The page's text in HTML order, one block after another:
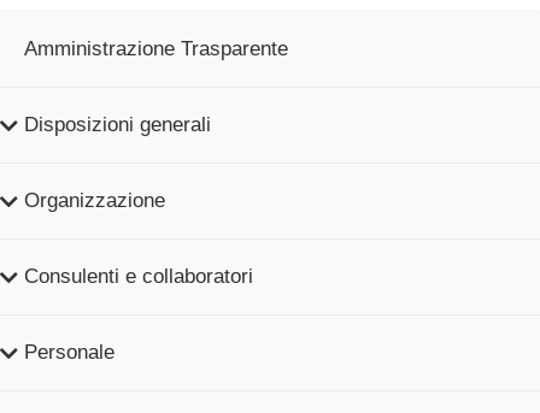
Amministrazione Trasparente
Disposizioni generali
Organizzazione
Consulenti e collaboratori
Personale